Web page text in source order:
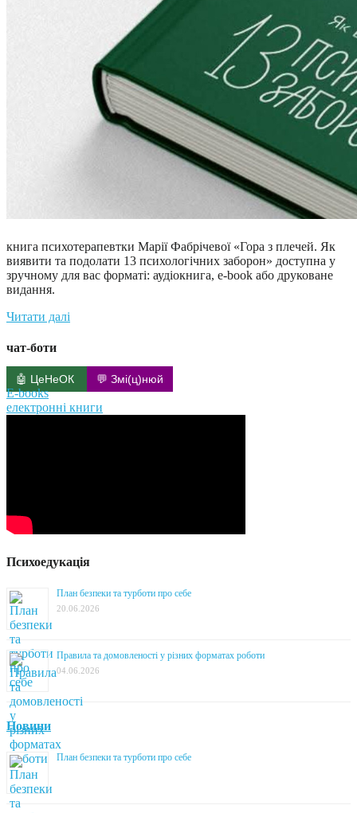
книга психотерапевтки Марії Фабрічевої «Гора з плечей. Як
виявити та подолати 13 психологічних заборон» доступна у
зручному для вас форматі: аудіокнига, e-book або друковане
видання.
Читати далі
чат-боти
🤖 ЦеНеОК 💬 Змі(ц)нюй
E-books
електронні книги
Психоедукація
План безпеки та турботи про себе
20.06.2026
Правила та домовленості у різних форматах роботи
04.06.2026
Новини
План безпеки та турботи про себе